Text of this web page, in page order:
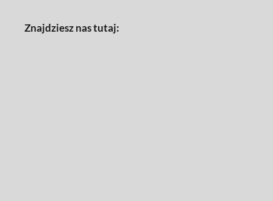
Znajdziesz nas tutaj: